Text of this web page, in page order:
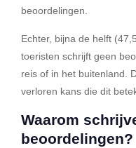
beoordelingen.
Echter, bijna de helft
toeristen schrijft geen
reis of in het buitenland.
verloren kans die dit
Waarom
beoordelingen?